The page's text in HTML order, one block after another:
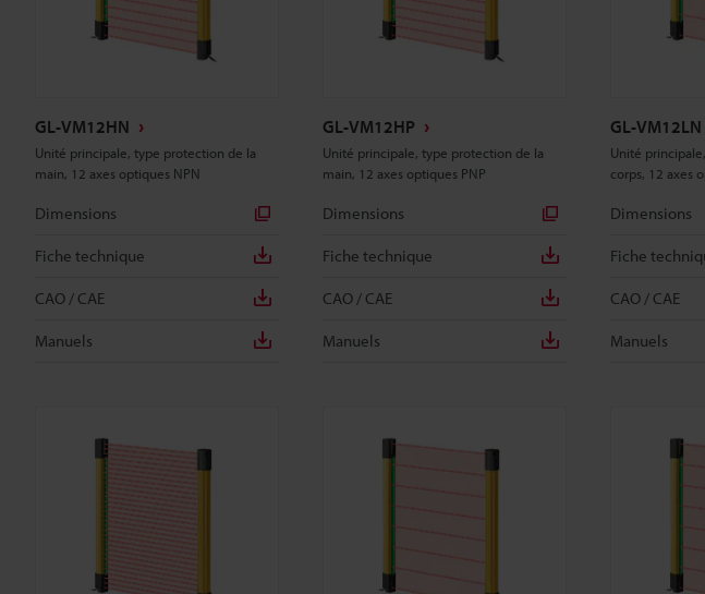
GL-VM12HN
Unité principale, type protection de la
main, 12 axes optiques NPN
Dimensions
Fiche technique
CAO / CAE
Manuels
GL-VM12HP
Unité principale, type protection de la
main, 12 axes optiques PNP
Dimensions
Fiche technique
CAO / CAE
Manuels
GL-VM12LN
Unité
corps, 12 axes
Dimensions
Fiche
CAO / CAE
Manuels